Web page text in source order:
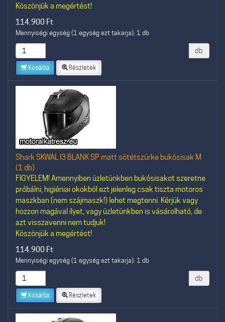
Köszönjük a megértést!
114.900 Ft
Mennyiségi egység (1 egység ezt takarja): 1 db
db
Kosárba Részletek
Shark SKWAL I3 BLANK SP matt sötétszürke bukósisak M
(1 db)
FIGYELEM! Amennyiben üzletünkben bukósisakot szeretne
próbálni, higiéniai okokból ezt jelenleg csak tiszta motoros
maszkban (nem szájmaszk!) lehet megtenni. Kérjük vagy
hozzon magával ilyet, vagy üzletünkben is vásárolható, de
azt visszavenni nem tudjuk!
Köszönjük a megértést!
114.900 Ft
Mennyiségi egység (1 egység ezt takarja): 1 db
db
Kosárba Részletek